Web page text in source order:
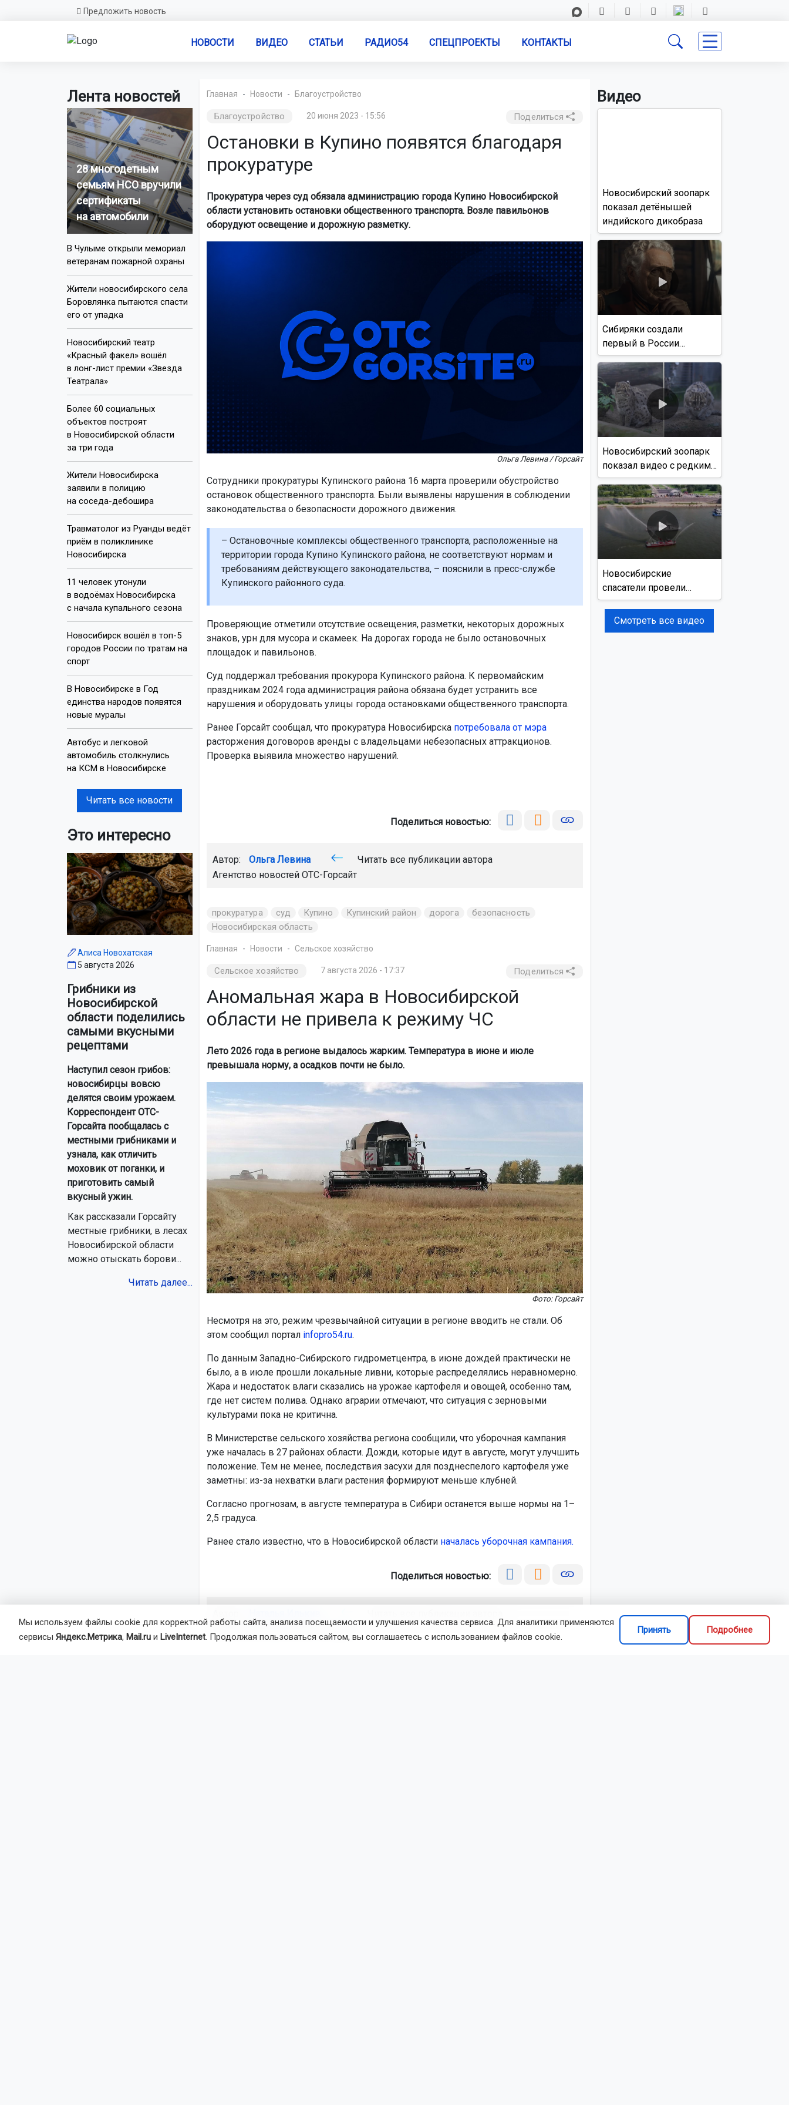
Предложить новость
НОВОСТИ ВИДЕО СТАТЬИ РАДИО54 СПЕЦПРОЕКТЫ КОНТАКТЫ
Лента новостей
28 многодетным
семьям НСО вручили
сертификаты
на автомобили
В Чулыме открыли мемориал
ветеранам пожарной охраны
Жители новосибирского села
Боровлянка пытаются спасти
его от упадка
Новосибирский театр
«Красный факел» вошёл
в лонг-лист премии «Звезда
Театрала»
Более 60 социальных
объектов построят
в Новосибирской области
за три года
Жители Новосибирска
заявили в полицию
на соседа-дебошира
Травматолог из Руанды ведёт
приём в поликлинике
Новосибирска
11 человек утонули
в водоёмах Новосибирска
с начала купального сезона
Новосибирск вошёл в топ-5
городов России по тратам на
спорт
В Новосибирске в Год
единства народов появятся
новые муралы
Автобус и легковой
автомобиль столкнулись
на КСМ в Новосибирске
Читать все новости
Это интересно
Алиса Новохатская
5 августа 2026
Грибники из
Новосибирской
области поделились
самыми вкусными
рецептами
Наступил сезон грибов:
новосибирцы вовсю
делятся своим урожаем.
Корреспондент ОТС-
Горсайта пообщалась с
местными грибниками и
узнала, как отличить
моховик от поганки, и
приготовить самый
вкусный ужин.
Как рассказали Горсайту
местные грибники, в лесах
Новосибирской области
можно отыскать борови...
Читать далее...
Главная Новости Благоустройство
Благоустройство 20 июня 2023 - 15:56 Поделиться
Остановки в Купино появятся благодаря
прокуратуре
Прокуратура через суд обязала администрацию города Купино Новосибирской
области установить остановки общественного транспорта. Возле павильонов
оборудуют освещение и дорожную разметку.
Ольга Левина / Горсайт
Сотрудники прокуратуры Купинского района 16 марта проверили обустройство
остановок общественного транспорта. Были выявлены нарушения в соблюдении
законодательства о безопасности дорожного движения.
– Остановочные комплексы общественного транспорта, расположенные на
территории города Купино Купинского района, не соответствуют нормам и
требованиям действующего законодательства, – пояснили в пресс-службе
Купинского районного суда.
Проверяющие отметили отсутствие освещения, разметки, некоторых дорожных
знаков, урн для мусора и скамеек. На дорогах города не было остановочных
площадок и павильонов.
Суд поддержал требования прокурора Купинского района. К первомайским
праздникам 2024 года администрация района обязана будет устранить все
нарушения и оборудовать улицы города остановками общественного транспорта.
Ранее Горсайт сообщал, что прокуратура Новосибирска потребовала от мэра
расторжения договоров аренды с владельцами небезопасных аттракционов.
Проверка выявила множество нарушений.
Поделиться новостью:
Автор: Ольга Левина
Читать все публикации автора
Агентство новостей ОТС-Горсайт
прокуратура суд Купино Купинский район дорога
безопасность
Новосибирская область
Главная Новости Сельское хозяйство
Сельское хозяйство 7 августа 2026 - 17:37 Поделиться
Аномальная жара в Новосибирской
области не привела к режиму ЧС
Лето 2026 года в регионе выдалось жарким. Температура в июне и июле
превышала норму, а осадков почти не было.
Фото: Горсайт
Несмотря на это, режим чрезвычайной ситуации в регионе вводить не стали. Об
этом сообщил портал infopro54.ru.
По данным Западно-Сибирского гидрометцентра, в июне дождей практически не
было, а в июле прошли локальные ливни, которые распределялись неравномерно.
Жара и недостаток влаги сказались на урожае картофеля и овощей, особенно там,
где нет систем полива. Однако аграрии отмечают, что ситуация с зерновыми
культурами пока не критична.
В Министерстве сельского хозяйства региона сообщили, что уборочная кампания
уже началась в 27 районах области. Дожди, которые идут в августе, могут улучшить
положение. Тем не менее, последствия засухи для позднеспелого картофеля уже
заметны: из-за нехватки влаги растения формируют меньше клубней.
Согласно прогнозам, в августе температура в Сибири останется выше нормы на 1–
2,5 градуса.
Ранее стало известно, что в Новосибирской области началась уборочная кампания.
Поделиться новостью:
Агентство новостей
ОТС-Горсайт
Видео
Новосибирский зоопарк
показал детёнышей
индийского дикобраза
Сибиряки создали
первый в России
документальный фильм
с использованием ИИ
Новосибирский зоопарк
показал видео с редким
виверровым котом
Новосибирские
спасатели провели
учения на реке Обь
Смотреть все видео
Мы используем файлы cookie для корректной работы сайта, анализа посещаемости и улучшения качества сервиса. Для аналитики применяются
сервисы Яндекс.Метрика, Mail.ru и LiveInternet. Продолжая пользоваться сайтом, вы соглашаетесь с использованием файлов cookie.
Принять Подробнее